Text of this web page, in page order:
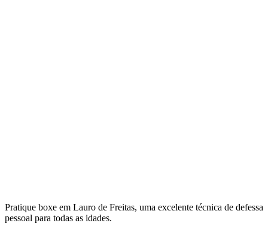
Pratique boxe em Lauro de Freitas, uma excelente técnica de defessa
pessoal para todas as idades.